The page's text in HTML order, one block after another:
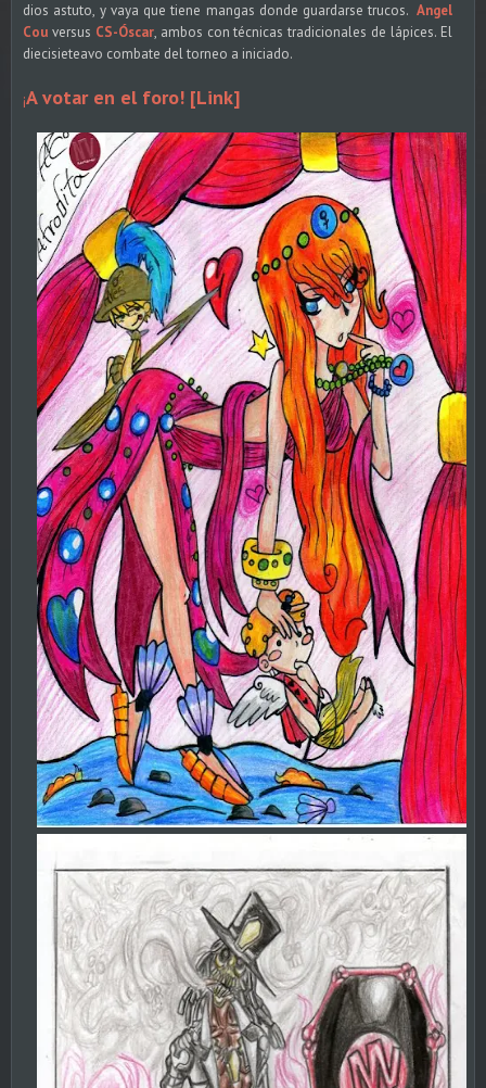
dios astuto, y vaya que tiene mangas donde guardarse trucos. Angel
Cou versus CS-Óscar, ambos con técnicas tradicionales de lápices. El
diecisieteavo combate del torneo a iniciado.
¡A votar en el foro! [Link]